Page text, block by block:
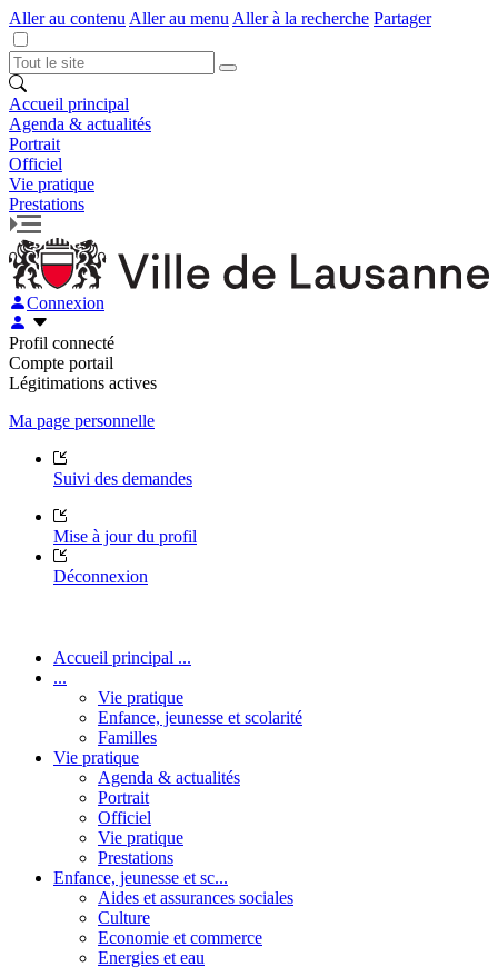
Aller au contenu Aller au menu Aller à la recherche Partager
Accueil principal
Agenda & actualités
Portrait
Officiel
Vie pratique
Prestations
Connexion
Profil connecté
Compte portail
Légitimations actives
Ma page personnelle
Suivi des demandes
Mise à jour du profil
Déconnexion
Accueil principal ...
...
Vie pratique
Enfance, jeunesse et scolarité
Familles
Vie pratique
Agenda & actualités
Portrait
Officiel
Vie pratique
Prestations
Enfance, jeunesse et sc...
Aides et assurances sociales
Culture
Economie et commerce
Energies et eau